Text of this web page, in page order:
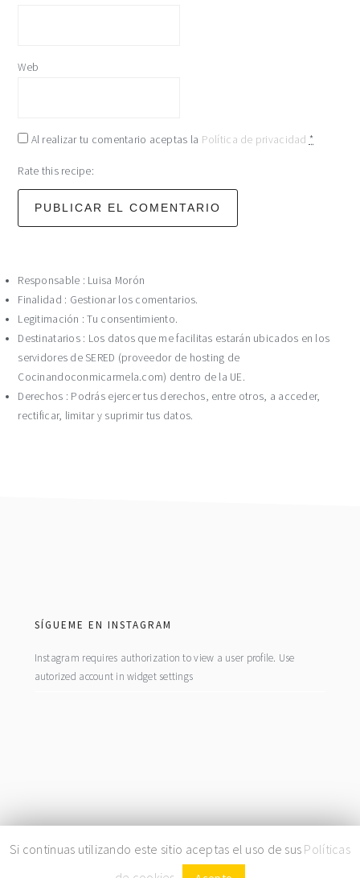
Web
Al realizar tu comentario aceptas la Política de privacidad *
Rate this recipe:
Responsable : Luisa Morón
Finalidad : Gestionar los comentarios.
Legitimación : Tu consentimiento.
Destinatarios : Los datos que me facilitas estarán ubicados en los
servidores de SERED (proveedor de hosting de
Cocinandoconmicarmela.com) dentro de la UE.
Derechos : Podrás ejercer tus derechos, entre otros, a acceder,
rectificar, limitar y suprimir tus datos.
SÍGUEME EN INSTAGRAM
Instagram requires authorization to view a user profile. Use
autorized account in widget settings
Si continuas utilizando este sitio aceptas el uso de sus Políticas